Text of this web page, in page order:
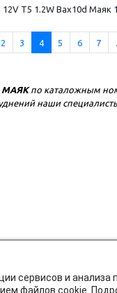
T5 1.2W Bax10d Маяк
2 3 4 5 6 7
МАЯКпо каталожным
наши
сервисов и
файлов cookie.